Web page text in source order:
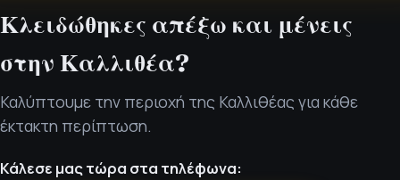
Κλειδώθηκες απέξω και μένεις
στην Καλλιθέα?
Καλύπτουμε την περιοχή της Καλλιθέας για κάθε
έκτακτη περίπτωση.
Κάλεσε μας τώρα στα τηλέφωνα: